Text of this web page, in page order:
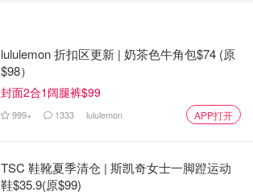
加拿大思培考试攻略 - CELPIP报名流
程、评分标准、思培题库推荐，准备
考试先看这篇！
4.5w 2
雅思考试如何准备？雅思考试简介、
lululemon 折扣区更新 | 奶茶色牛角包$74 (原
$98）
封面2合1阔腿裤$99
999+ 1333 lululemon APP打开
TSC 鞋靴夏季清仓 | 斯凯奇女士一脚蹬运动
鞋$35.9(原$99)